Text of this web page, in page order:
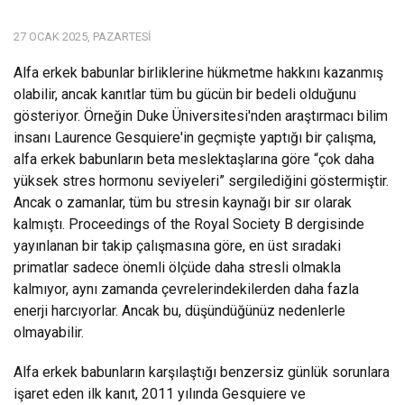
27 OCAK 2025, PAZARTESI
Alfa erkek babunlar birliklerine hükmetme hakkını kazanmış
olabilir, ancak kanıtlar tüm bu gücün bir bedeli olduğunu
gösteriyor. Örneğin Duke Üniversitesi'nden araştırmacı bilim
insanı Laurence Gesquiere'in geçmişte yaptığı bir çalışma,
alfa erkek babunların beta meslektaşlarına göre “çok daha
yüksek stres hormonu seviyeleri” sergilediğini göstermiştir.
Ancak o zamanlar, tüm bu stresin kaynağı bir sır olarak
kalmıştı. Proceedings of the Royal Society B dergisinde
yayınlanan bir takip çalışmasına göre, en üst sıradaki
primatlar sadece önemli ölçüde daha stresli olmakla
kalmıyor, aynı zamanda çevrelerindekilerden daha fazla
enerji harcıyorlar. Ancak bu, düşündüğünüz nedenlerle
olmayabilir.
Alfa erkek babunların karşılaştığı benzersiz günlük sorunlara
işaret eden ilk kanıt, 2011 yılında Gesquiere ve